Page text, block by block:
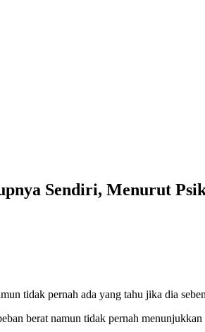
Sendiri, Menurut
tidak pernah ada yang tahu jika dia
berat namun tidak pernah menunjukkan